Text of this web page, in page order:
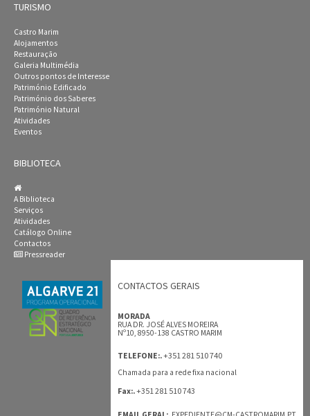
TURISMO
Castro Marim
Alojamentos
Restauração
Galeria Multimédia
Outros pontos de Interesse
Património Edificado
Património dos Saberes
Património Natural
Atividades
Eventos
BIBLIOTECA
A Biblioteca
Serviços
Atividades
Catálogo Online
Contactos
Pressreader
CONTACTOS GERAIS
MORADA
RUA DR. JOSÉ ALVES MOREIRA
Nº10, 8950-138 CASTRO MARIM
TELEFONE:.+351 281 510 740
Chamada para a rede fixa nacional
Fax:.+351 281 510 743